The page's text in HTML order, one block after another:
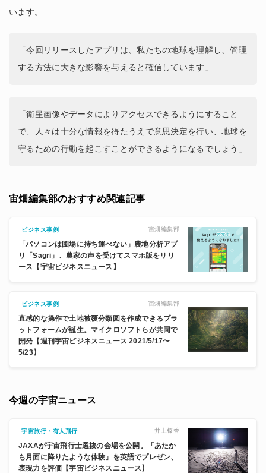
います。
「今回リリースしたアプリは、私たちの地球を理解し、管理
する方法に大きな影響を与えると確信しています」
「衛星画像やデータによりアクセスできるようにすること
で、人々は十分な情報を得たうえで意思決定を行い、地球を
守るための行動を起こすことができるようになるでしょう」
宙畑編集部のおすすめ関連記事
ビジネス事例 宙畑編集部
「パソコンは圃場に持ち運べない」農地分析アプ
リ「Sagri」、農家の声を受けてスマホ版をリリ
ース【宇宙ビジネスニュース】
ビジネス事例 宙畑編集部
直感的な操作で土地被覆分類図を作成できるプラ
ットフォームが誕生。マイクロソフトらが共同で
開発【週刊宇宙ビジネスニュース 2021/5/17〜
5/23】
今週の宇宙ニュース
宇宙旅行・有人飛行 井上榛香
JAXAが宇宙飛行士選抜の会場を公開。「あたか
も月面に降りたような体験」を英語でプレゼン、
表現力を評価【宇宙ビジネスニュース】